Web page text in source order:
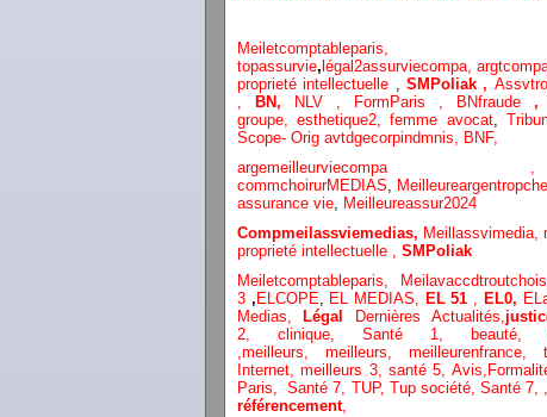
Meiletcomptableparis,
topassurvie, légal2assurviecompa,
proprieté intellectuelle ,SMPoliak ,
,
BN, NLV , FormParis , BNfraude ,
groupe,esthetique2,femme avocat,
Scope- Orig avtdgecorpindmnis, BNF,
commchoirurMEDIAS,
assurance vie, Meilleureassur2024
Compmeilassviemedias, Meillassvimedia,
proprieté intellectuelle , SMPoliak
Meiletcomptableparis,
3 , ELCOPE, EL MEDIAS, EL 51 , EL0,
Medias,
Légal Dernières Actualités,
2,clinique,Santé 1,
,meilleurs,meilleurs,meilleurenfrance,
Internet,meilleurs 3, santé 5,Avis,
Paris,
Santé 7, TUP, Tup société, Santé 7,
référencement,